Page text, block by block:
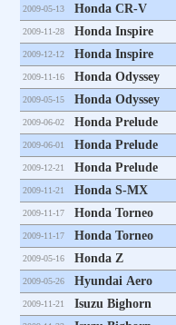
2009-05-13 Honda CR-V
2009-11-28 Honda Inspire
2009-12-12 Honda Inspire
2009-11-16 Honda Odyssey
2009-05-15 Honda Odyssey
2009-06-02 Honda Prelude
2009-06-01 Honda Prelude
2009-12-21 Honda Prelude
2009-11-21 Honda S-MX
2009-11-17 Honda Torneo
2009-11-17 Honda Torneo
2009-05-16 Honda Z
2009-05-26 Hyundai Aero
2009-11-21 Isuzu Bighorn